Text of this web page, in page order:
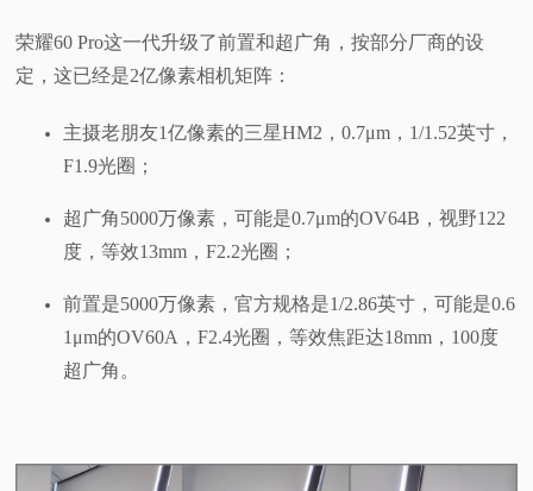
荣耀60 Pro这一代升级了前置和超广角，按部分厂商的设
定，这已经是2亿像素相机矩阵：
主摄老朋友1亿像素的三星HM2，0.7μm，1/1.52英寸，
F1.9光圈；
超广角5000万像素，可能是0.7μm的OV64B，视野122
度，等效13mm，F2.2光圈；
前置是5000万像素，官方规格是1/2.86英寸，可能是0.6
1μm的OV60A，F2.4光圈，等效焦距达18mm，100度
超广角。